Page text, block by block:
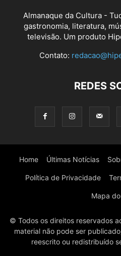
Almanaque da Cultura -
gastronomia, literatura,
televisão. Um produto
Contato:
REDES
Home Últimas Notícias
Política de Privacidade
Mapa
© Todos os direitos reservados
material não pode ser
reescrito ou redistribuído